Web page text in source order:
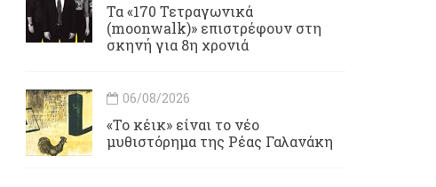
Τα «170 Τετραγωνικά
(moonwalk)» επιστρέφουν στη
σκηνή για 8η χρονιά
06/08/2026
«Το κέικ» είναι το νέο
μυθιστόρημα της Ρέας Γαλανάκη